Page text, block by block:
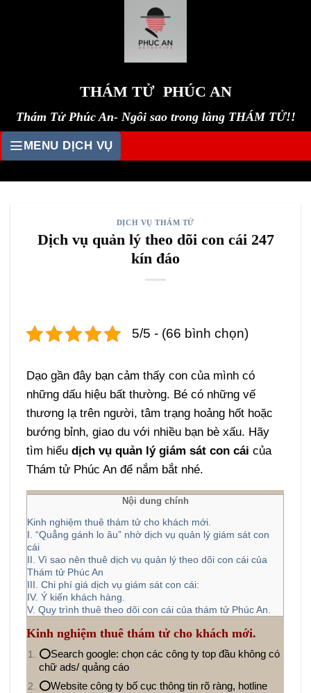
THÁM TỬ PHÚC AN
Thám Tử Phúc An- Ngôi sao trong làng THÁM TỬ!!
MENU DỊCH VỤ
DỊCH VỤ THÁM TỬ
Dịch vụ quản lý theo dõi con cái 247
kín đáo
5/5 - (66 bình chọn)
Dạo gần đây bạn cảm thấy con của mình có
những dấu hiệu bất thường. Bé có những vế
thương lạ trên người, tâm trạng hoảng hốt hoặc
bướng bỉnh, giao du với nhiều bạn bè xấu. Hãy
tìm hiểudịch vụ quản lý giám sát con cái của
Thám tử Phúc An để nắm bắt nhé.
Nội dung chính
Kinh nghiệm thuê thám tử cho khách mới.
I. “Quẳng gánh lo âu” nhờ dịch vụ quản lý giám sát con
cái
II. Vì sao nên thuê dịch vụ quản lý theo dõi con cái của
Thám tử Phúc An
III. Chi phí giá dịch vụ giám sát con cái:
IV. Ý kiến khách hàng.
V. Quy trình thuê theo dõi con cái của thám tử Phúc An.
Kinh nghiệm thuê thám tử cho khách mới.
⭕Search google: chọn các công ty top đầu không có
chữ ads/ quảng cáo
⭕Website công ty bố cục thông tin rõ ràng, hotline